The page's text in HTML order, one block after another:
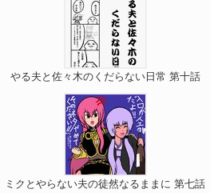
やる夫と佐々木のくだらない日常 第十話
ミクとやらない夫の徒然なるままに 第七話